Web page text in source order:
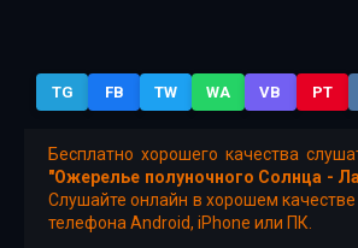
13
14
15
TG FB TW WA VB PT
Бесплатно хорошего качества
"Ожерелье полуночного Солнца -
Слушайте онлайн в хорошем
телефона Android, iPhone или ПК.